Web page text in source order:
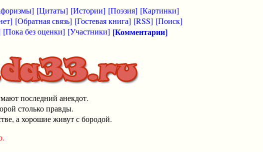
[Цитаты] [Истории] [Поэзия] [Картинки]
[Обратная связь] [Гостевая книга] [RSS] [Поиск]
[Пока без оценки] [Участники] [Комментарии]
последний анекдот.
столько правды.
а хорошие живут с бородой.